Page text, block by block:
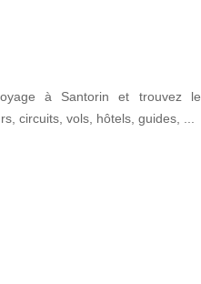
à Santorin et trouvez le
circuits, vols, hôtels, guides, ...